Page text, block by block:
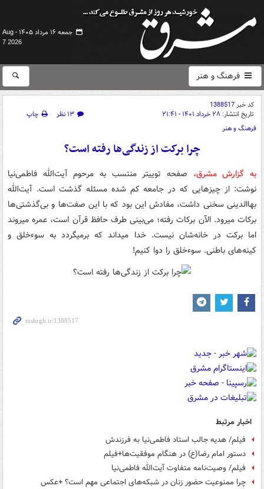
جمعه ۱۶ مرداد ۱۴۰۵ -
Aug
7 2026
فرهنگ و هنر
کد خبر1388517
تاریخ انتشار: ۲۸ خرداد ۱۴۰۱ - ۲۱:۴۱ ۱۳ نظر
چاپ
فرهنگ و هنر
چرا برکت از زندگی‌ها رفته است؟
به گزارش مشرق، صفحه توییتر منتسب به مرحوم آیت‌الله فاطمی‌نیا
نوشت: ‏از چیزهایی که در جامعه کم شده مسئله گذشت است. آیت‌الله
بهاالدینی سخنی داشت، مفادش این بود که با این صفت‌ها و بی‌گذشتی‌ها
برکات میرود. الآن برکات رفته؛ می‌بینی طرف حافظ قرآن است، عمره میروند
اما برکت در خانه‌شان نیست. خدا میداند که برمیگردد به سوءخلق و
کینه‌های باطنی. سوءخلق را دوا کنیم!
اخبار مرتبط
فیلم/ هدیه جالب استاد فاطمی‌نیا به فرزندش
دستور امام رضا(ع) در هنگام موفقیت‌ها+فیلم
فیلم/ وصیت‌نامه متفاوت آیت‌الله فاطمی‌نیا
چرا ممنوعیت حضور زنان در شبکه‌های اجتماعی مهم است؟ +عکس